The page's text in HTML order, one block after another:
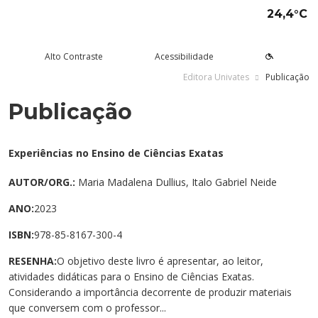
24,4°C
aqui
de ingresso
e bolsas
que a Univates?
guiadas
Univates
Presencial
a Distância - EAD
e Doutorados
MBA
Crie
Mantenedora
Virtual
Institucional
e Inovação
da Inovação
Tecnológica da
e Projetos de
e Lazer
Univates
Univates
e Saúde
Culturais
de Carreiras
Alto Contraste
Acessibilidade
Editora Univates
Publicação
Publicação
Experiências no Ensino de Ciências Exatas
AUTOR/ORG.: Maria Madalena Dullius, Italo Gabriel Neide
ANO:2023
ISBN:978-85-8167-300-4
RESENHA:O objetivo deste livro é apresentar, ao leitor,
atividades didáticas para o Ensino de Ciências Exatas.
Considerando a importância decorrente de produzir materiais
que conversem com o professor...